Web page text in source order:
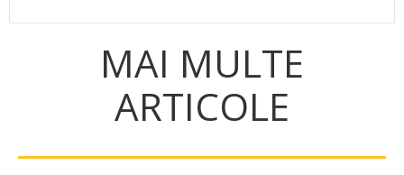
MAI MULTE
ARTICOLE